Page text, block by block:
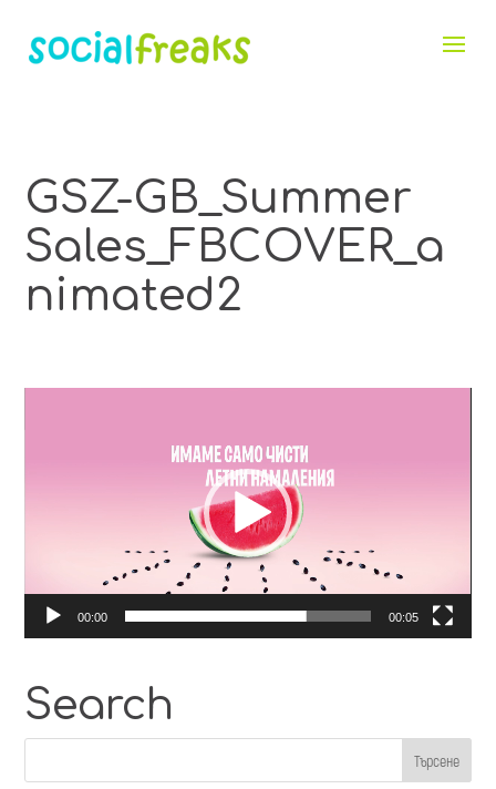
GSZ-GB_Summer
Sales_FBCOVER_a
nimated2
00:00 00:05
Search